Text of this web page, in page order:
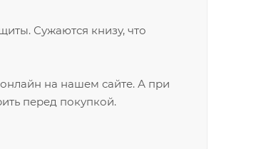
Сужаются книзу, что
на нашем сайте. А при
перед покупкой.